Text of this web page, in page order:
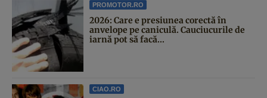
PROMOTOR.RO
2026: Care e presiunea corectă în
anvelope pe caniculă. Cauciucurile de
iarnă pot să facă...
CIAO.RO